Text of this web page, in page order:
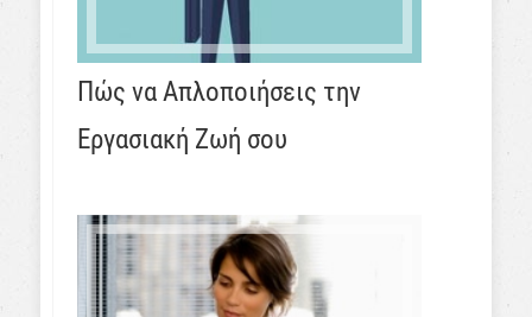
Πώς να Απλοποιήσεις την
Εργασιακή Ζωή σου